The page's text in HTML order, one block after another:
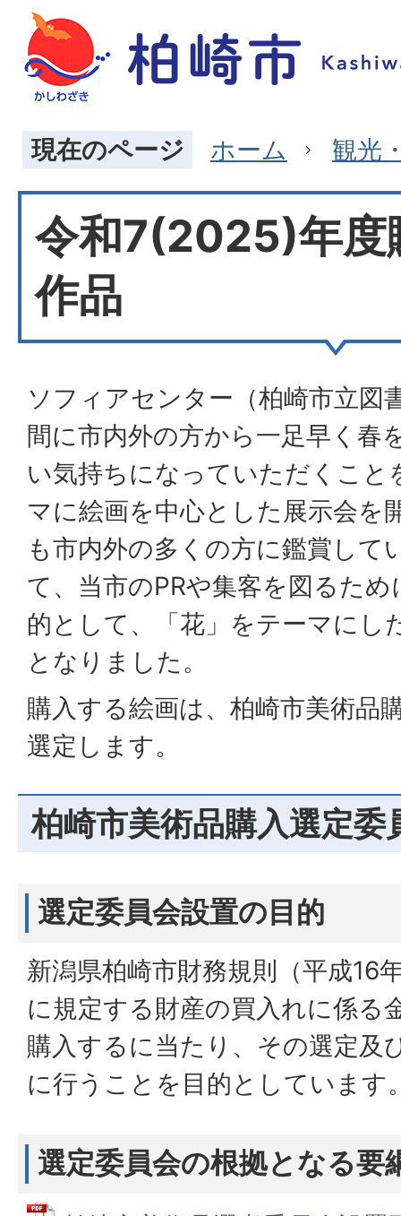
現在のページ ホーム 観光
令和7(2025)年度
作品
ソフィアセンター（柏崎市立図
間に市内外の方から一足早く春
い気持ちになっていただくこと
マに絵画を中心とした展示会を
も市内外の多くの方に鑑賞して
て、当市のPRや集客を図るた
的として、「花」をテーマにし
となりました。
購入する絵画は、柏崎市美術品
選定します。
柏崎市美術品購入選定委
選定委員会設置の目的
新潟県柏崎市財務規則（平成16
に規定する財産の買入れに係る
購入するに当たり、その選定及
に行うことを目的としています
選定委員会の根拠となる要